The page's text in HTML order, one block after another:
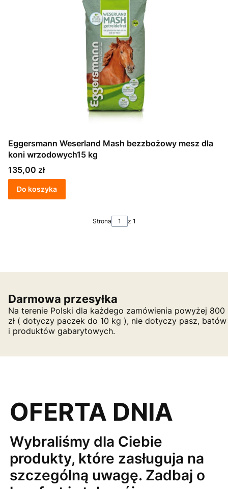
Eggersmann Weserland Mash bezzbożowy mesz dla
koni wrzodowych15 kg
Cena
135,00 zł
Do koszyka
Strona z 1
Darmowa przesyłka
Na terenie Polski dla każdego zamówienia powyżej 800
zł ( dotyczy paczek do 10 kg ), nie dotyczy pasz, batów
i produktów gabarytowych.
OFERTA DNIA
Wybraliśmy dla Ciebie
produkty, które zasługuja na
szczególną uwagę. Zadbaj o